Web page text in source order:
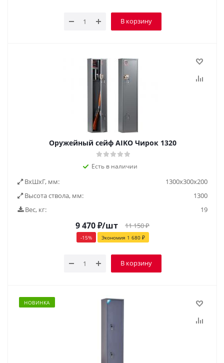
В корзину
Оружейный сейф AIKO Чирок 1320
Есть в наличии
ВxШxГ, мм:
1300х300х200
Высота ствола, мм:
1300
Вес, кг:
19
9 470₽/шт 11 150₽
-15% Экономия 1 680₽
В корзину
НОВИНКА